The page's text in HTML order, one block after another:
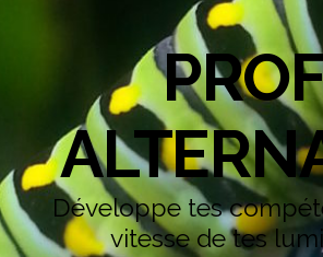
Développe tes
vitesse de tes